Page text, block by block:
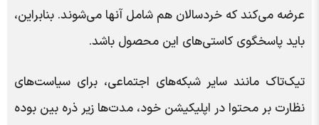
عرضه می‌کند که خردسالان هم شامل آنها می‌شوند. بنابراین،
باید پاسخگوی کاستی‌های این محصول باشد.
تیک‌تاک مانند سایر شبکه‌های اجتماعی، برای سیاست‌های
نظارت بر محتوا در اپلیکیشن خود، مدت‌ها زیر ذره بین بوده